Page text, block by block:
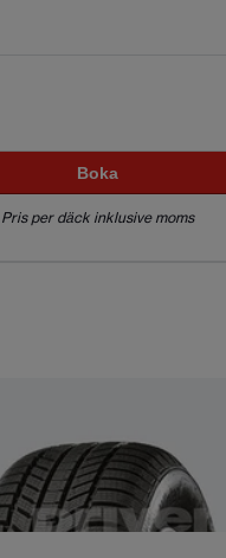
Boka
Pris per däck inklusive moms